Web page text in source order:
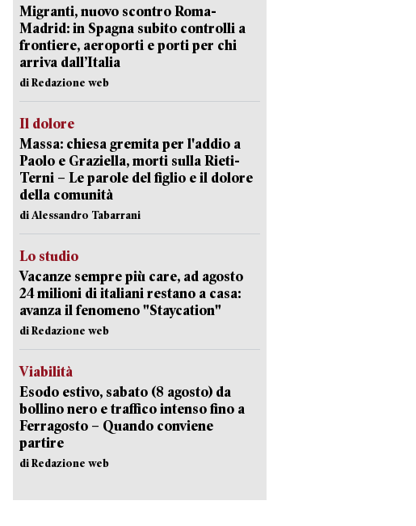
Migranti, nuovo scontro Roma-
Madrid: in Spagna subito controlli a
frontiere, aeroporti e porti per chi
arriva dall’Italia
di Redazione web
Il dolore
Massa: chiesa gremita per l'addio a
Paolo e Graziella, morti sulla Rieti-
Terni – Le parole del figlio e il dolore
della comunità
di Alessandro Tabarrani
Lo studio
Vacanze sempre più care, ad agosto
24 milioni di italiani restano a casa:
avanza il fenomeno "Staycation"
di Redazione web
Viabilità
Esodo estivo, sabato (8 agosto) da
bollino nero e traffico intenso fino a
Ferragosto – Quando conviene
partire
di Redazione web